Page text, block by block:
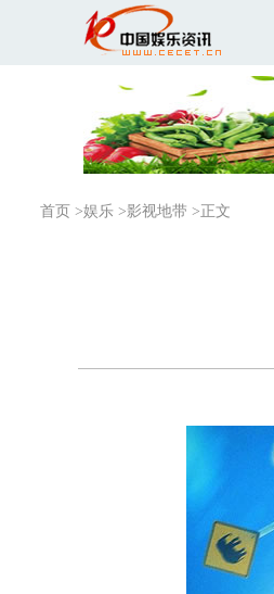
首页 >娱乐 >影视地带 >正文